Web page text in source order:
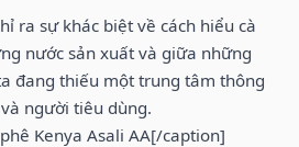
ra sự khác biệt về cách hiểu cà
nước sản xuất và giữa những
đang thiếu một trung tâm thông
người tiêu dùng.
Kenya Asali AA[/caption]